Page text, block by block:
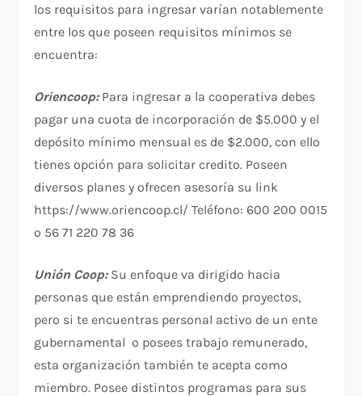
los requisitos para ingresar varían notablemente
entre los que poseen requisitos mínimos se
encuentra:
Oriencoop:Para ingresar a la cooperativa debes
pagar una cuota de incorporación de $5.000 y el
depósito mínimo mensual es de $2.000, con ello
tienes opción para solicitar credito. Poseen
diversos planes y ofrecen asesoría su link
https://www.oriencoop.cl/ Teléfono: 600 200 0015
o 56 71 220 78 36
Unión Coop:Su enfoque va dirigido hacia
personas que están emprendiendo proyectos,
pero si te encuentras personal activo de un ente
gubernamental o posees trabajo remunerado,
esta organización también te acepta como
miembro. Posee distintos programas para sus